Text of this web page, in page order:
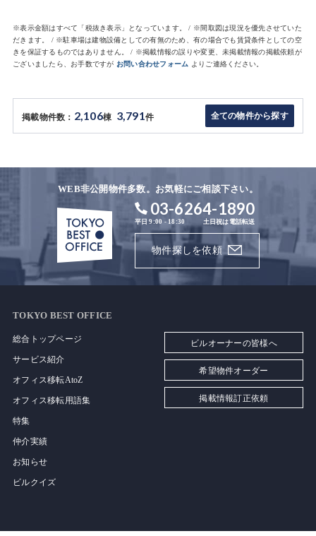
※表示金額はすべて「税抜き表示」となっています。 / ※間取図は現況を優先させていた
だきます。 / ※駐車場は建物設備としての有無のため、有の場合でも賃貸条件としての空
きを保証するものではありません。 / ※掲載情報の誤りや変更、未掲載情報の掲載依頼が
ございましたら、お手数ですが お問い合わせフォーム よりご連絡ください。
掲載物件数： 2,106棟 3,791件 全ての物件から探す
WEB非公開物件多数。お気軽にご相談下さい。
03-6264-1890
平日 9:00 - 18:30 土日祝は電話転送
物件探しを依頼
TOKYO BEST OFFICE
総合トップページ
サービス紹介
オフィス移転AtoZ
オフィス移転用語集
特集
仲介実績
お知らせ
ビルクイズ
ビルオーナーの皆様へ
希望物件オーダー
掲載情報訂正依頼